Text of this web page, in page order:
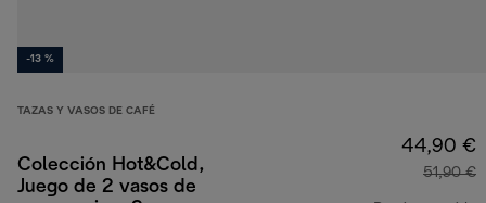
-13 %
TAZAS Y VASOS DE CAFÉ
Colección Hot&Cold,
Juego de 2 vasos de
44,90 €
51,90 €